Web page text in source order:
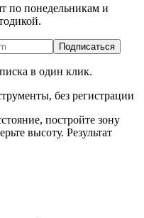
по понедельникам и
Подписаться
в один клик.
без регистрации
постройте зону
высоту. Результат